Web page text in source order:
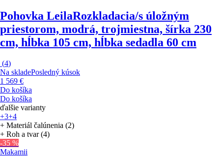
Pohovka LeilaRozkladacia/s úložným
priestorom, modrá, trojmiestna, šírka 230
cm, hĺbka 105 cm, hĺbka sedadla 60 cm
(4)
Na skladePosledný kúsok
1 569 €
Do košíka
Do košíka
ďalšie varianty
+3+4
+ Materiál čalúnenia (2)
+ Roh a tvar (4)
-35 %
Makamii